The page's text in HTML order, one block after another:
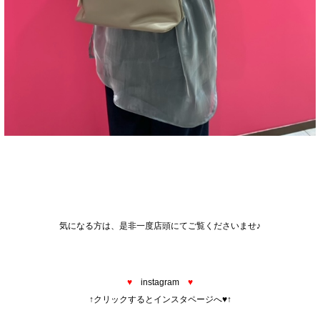
気になる方は、是非一度店頭にてご覧くださいませ♪
♥ instagram
♥
↑クリックするとインスタページへ♥↑